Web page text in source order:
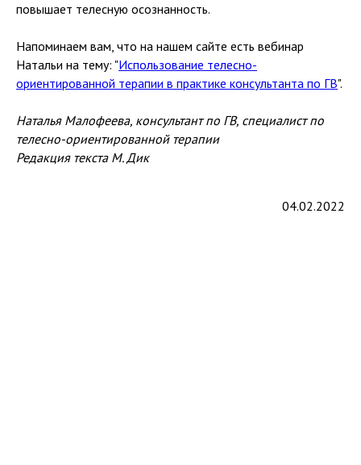
повышает телесную осознанность.
Напоминаем вам, что на нашем сайте есть вебинар
Натальи на тему: "Использование телесно-
ориентированной терапии в практике консультанта по ГВ".
Наталья Малофеева, консультант по ГВ, специалист по
телесно-ориентированной терапии
Редакция текста М. Дик
04.02.2022